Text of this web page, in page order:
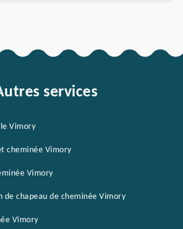
services
Vimory
cheminée Vimory
Vimory
de chapeau de cheminée Vimory
Vimory